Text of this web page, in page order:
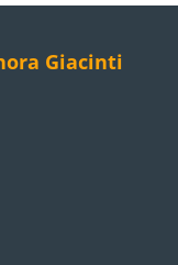
Giacinti